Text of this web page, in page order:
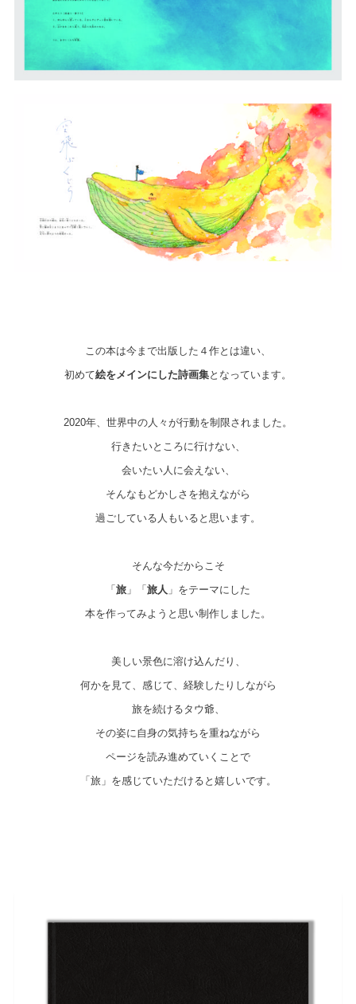
この本は今まで出版した４作とは違い、
初めて絵をメインにした詩画集となっています。
2020年、世界中の人々が行動を制限されました。
行きたいところに行けない、
会いたい人に会えない、
そんなもどかしさを抱えながら
過ごしている人もいると思います。
そんな今だからこそ
「旅 」「旅人 」をテーマにした
本を作ってみようと思い制作しました。
美しい景色に溶け込んだり、
何かを見て、感じて、経験したりしながら
旅を続けるタウ爺、
その姿に自身の気持ちを重ねながら
ページを読み進めていくことで
「旅」を感じていただけると嬉しいです。